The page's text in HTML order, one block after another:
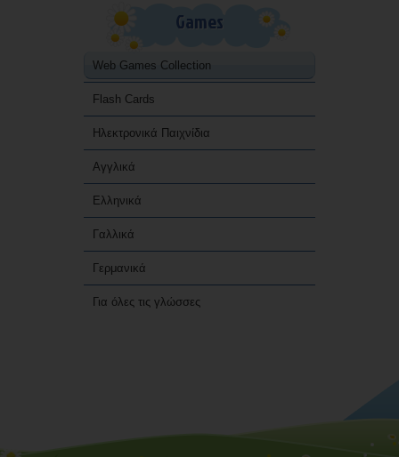
Games
Web Games Collection
Flash Cards
Ηλεκτρονικά Παιχνίδια
Αγγλικά
Ελληνικά
Γαλλικά
Γερμανικά
Για όλες τις γλώσσες